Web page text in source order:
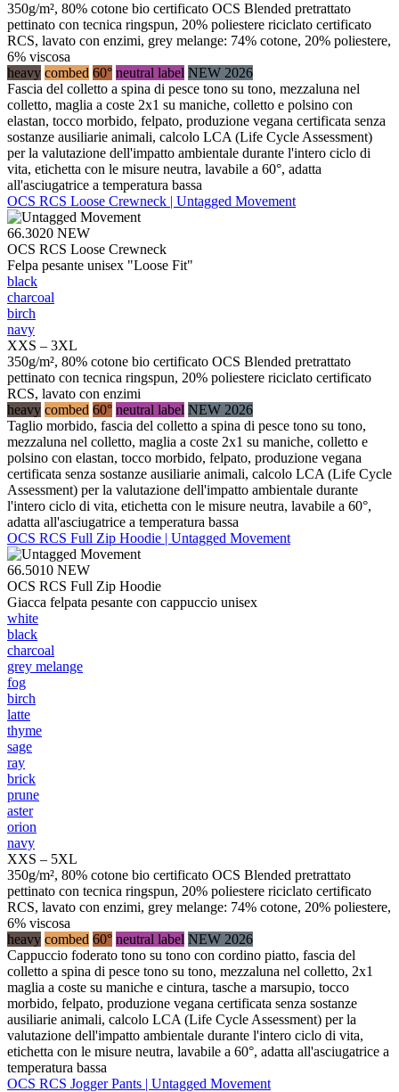
350g/m², 80% cotone bio certificato OCS Blended pretrattato
pettinato con tecnica ringspun, 20% poliestere riciclato certificato
RCS, lavato con enzimi, grey melange: 74% cotone, 20% poliestere,
6% viscosa
heavy combed 60° neutral label NEW 2026
Fascia del colletto a spina di pesce tono su tono, mezzaluna nel
colletto, maglia a coste 2x1 su maniche, colletto e polsino con
elastan, tocco morbido, felpato, produzione vegana certificata senza
sostanze ausiliarie animali, calcolo LCA (Life Cycle Assessment)
per la valutazione dell'impatto ambientale durante l'intero ciclo di
vita, etichetta con le misure neutra, lavabile a 60°, adatta
all'asciugatrice a temperatura bassa
OCS RCS Loose Crewneck | Untagged Movement
66.3020 NEW
OCS RCS Loose Crewneck
Felpa pesante unisex "Loose Fit"
black
charcoal
birch
navy
XXS – 3XL
350g/m², 80% cotone bio certificato OCS Blended pretrattato
pettinato con tecnica ringspun, 20% poliestere riciclato certificato
RCS, lavato con enzimi
heavy combed 60° neutral label NEW 2026
Taglio morbido, fascia del colletto a spina di pesce tono su tono,
mezzaluna nel colletto, maglia a coste 2x1 su maniche, colletto e
polsino con elastan, tocco morbido, felpato, produzione vegana
certificata senza sostanze ausiliarie animali, calcolo LCA (Life Cycle
Assessment) per la valutazione dell'impatto ambientale durante
l'intero ciclo di vita, etichetta con le misure neutra, lavabile a 60°,
adatta all'asciugatrice a temperatura bassa
OCS RCS Full Zip Hoodie | Untagged Movement
66.5010 NEW
OCS RCS Full Zip Hoodie
Giacca felpata pesante con cappuccio unisex
white
black
charcoal
grey melange
fog
birch
latte
thyme
sage
ray
brick
prune
aster
orion
navy
XXS – 5XL
350g/m², 80% cotone bio certificato OCS Blended pretrattato
pettinato con tecnica ringspun, 20% poliestere riciclato certificato
RCS, lavato con enzimi, grey melange: 74% cotone, 20% poliestere,
6% viscosa
heavy combed 60° neutral label NEW 2026
Cappuccio foderato tono su tono con cordino piatto, fascia del
colletto a spina di pesce tono su tono, mezzaluna nel colletto, 2x1
maglia a coste su maniche e cintura, tasche a marsupio, tocco
morbido, felpato, produzione vegana certificata senza sostanze
ausiliarie animali, calcolo LCA (Life Cycle Assessment) per la
valutazione dell'impatto ambientale durante l'intero ciclo di vita,
etichetta con le misure neutra, lavabile a 60°, adatta all'asciugatrice a
temperatura bassa
OCS RCS Jogger Pants | Untagged Movement